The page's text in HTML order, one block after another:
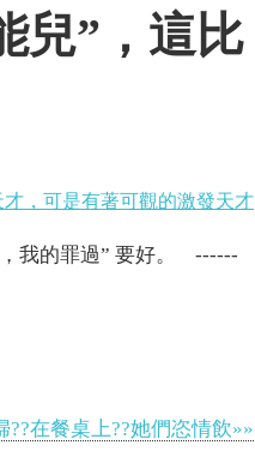
兒”，這比
，可是有著可觀的激發天才
我的罪過” 要好。 ------
??在餐桌上??她們恣情飲»»